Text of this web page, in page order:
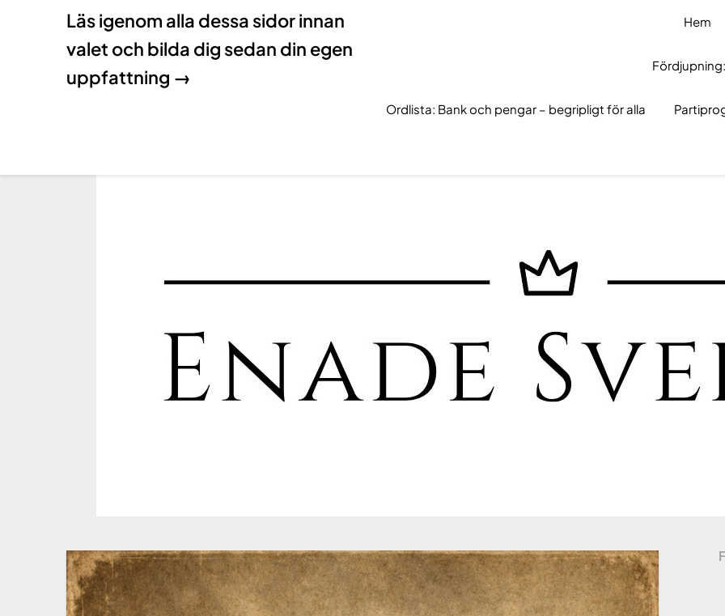
Läs igenom alla dessa sidor innan
valet och bilda dig sedan din egen
uppfattning →
Hem
Ordlista: Bank och pengar – begripligt för alla